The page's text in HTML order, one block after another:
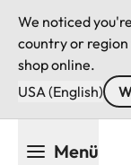
We noticed
country or
shop online.
USA (English)
Menü